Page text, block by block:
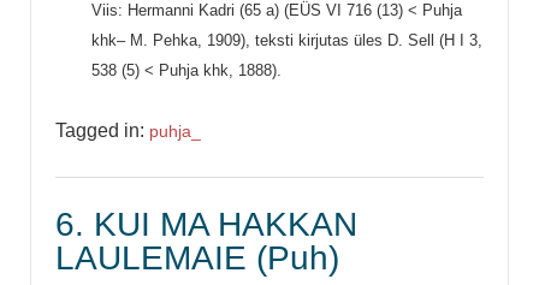
Viis: Hermanni Kadri (65 a) (EÜS VI 716 (13) < Puhja
khk– M. Pehka, 1909), teksti kirjutas üles D. Sell (H I 3,
538 (5) < Puhja khk, 1888).
Tagged in: puhja_
6. KUI MA HAKKAN
LAULEMAIE (Puh)